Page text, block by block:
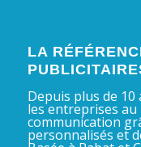
LA
Depuis plus de 10
les entreprises
communication
personnalisés et